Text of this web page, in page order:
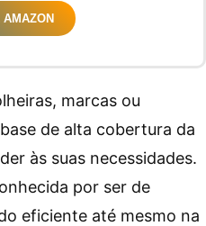
marcas ou
de alta cobertura da
às suas necessidades.
por ser de
eficiente até mesmo na